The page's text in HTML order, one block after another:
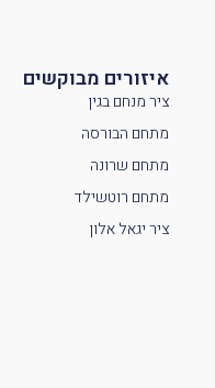
איזורים מבוקשים
ציר מנחם בגין
מתחם הבורסה
מתחם שרונה
מתחם רוטשילד
ציר יגאל אלון